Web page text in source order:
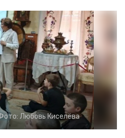
Любовь Киселёва